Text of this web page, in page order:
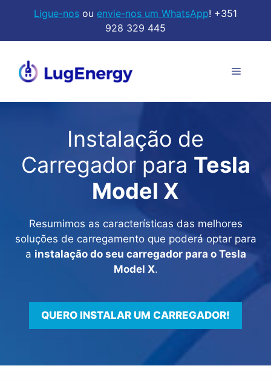
Ligue-nos ou envie-nos um WhatsApp! +351
928 329 445
Menu
Instalação de
Carregador para Tesla
Model X
Resumimos as características das melhores
soluções de carregamento que poderá optar para
a instalação do seu carregador para o Tesla
Model X.
QUERO INSTALAR UM CARREGADOR!